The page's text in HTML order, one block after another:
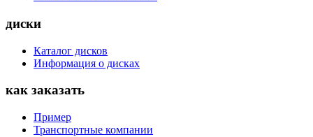
диски
Каталог дисков
Информация о дисках
как заказать
Пример
Транспортные компании